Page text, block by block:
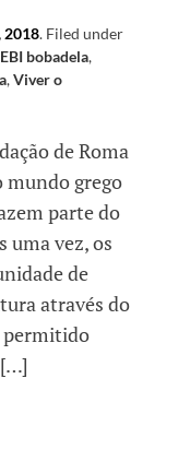
2018. Filed under
EBI bobadela,
,Viver o
de Roma
mundo grego
parte do
vez, os
de
através do
permitido